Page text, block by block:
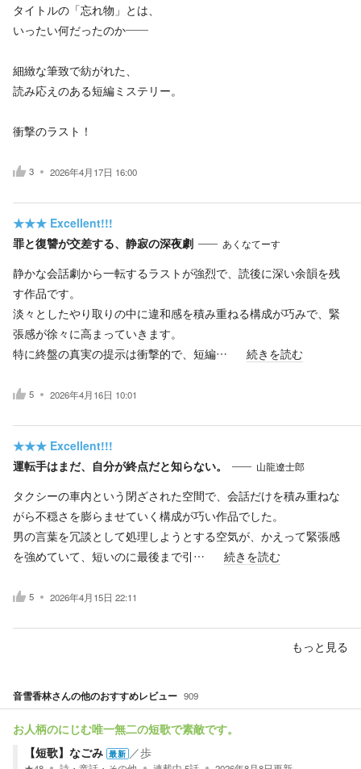
タイトルの「忘れ物」とは、
いったい何だったのか――
細緻な筆致で紡がれた、
読み応えのある短編ミステリー。
衝撃のラスト！
3 2026年4月17日 16:00
★★★ Excellent!!!
罪と復讐が交差する、静寂の深夜劇
あくなてーす
静かな会話劇から一転するラストが強烈で、読後に深い余韻を残
す作品です。
淡々としたやり取りの中に違和感を積み重ねる構成が巧みで、緊
張感が徐々に高まっていきます。
特に終盤の真実の提示は衝撃的で、短編…
続きを読む
5 2026年4月16日 10:01
★★★ Excellent!!!
運転手はまだ、自分が終点だと知らない。
山龍遼士郎
タクシーの車内という閉ざされた空間で、会話だけを積み重ねな
がら不穏さを膨らませていく構成が巧い作品でした。
男の言葉を冗談として処理しようとする空気が、かえって緊張感
を強めていて、短いのに最後まで引…
続きを読む
5 2026年4月15日 22:11
もっと見る
音雪香林さんの他のおすすめレビュー 909
お人柄のにじむ唯一無二の短歌で素敵です。
【短歌】なごみ 最新 ／歩